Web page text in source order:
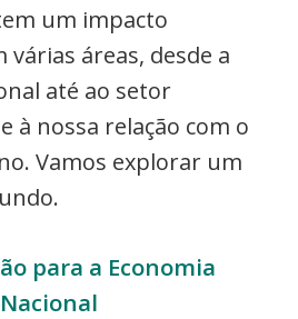
um impacto
várias áreas, desde a
até ao setor
à nossa relação com o
Vamos explorar um
para a Economia
Nacional